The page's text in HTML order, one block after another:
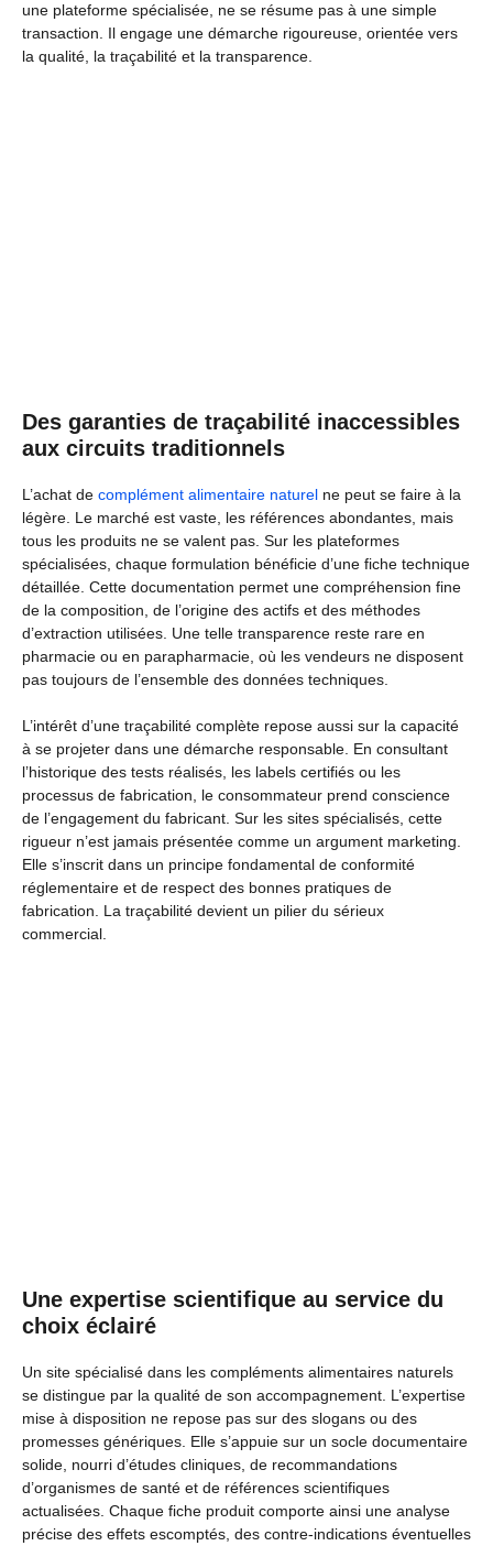
une plateforme spécialisée, ne se résume pas à une simple
transaction. Il engage une démarche rigoureuse, orientée vers
la qualité, la traçabilité et la transparence.
Des garanties de traçabilité inaccessibles
aux circuits traditionnels
L’achat de complément alimentaire naturel ne peut se faire à la
légère. Le marché est vaste, les références abondantes, mais
tous les produits ne se valent pas. Sur les plateformes
spécialisées, chaque formulation bénéficie d’une fiche technique
détaillée. Cette documentation permet une compréhension fine
de la composition, de l’origine des actifs et des méthodes
d’extraction utilisées. Une telle transparence reste rare en
pharmacie ou en parapharmacie, où les vendeurs ne disposent
pas toujours de l’ensemble des données techniques.
L’intérêt d’une traçabilité complète repose aussi sur la capacité
à se projeter dans une démarche responsable. En consultant
l’historique des tests réalisés, les labels certifiés ou les
processus de fabrication, le consommateur prend conscience
de l’engagement du fabricant. Sur les sites spécialisés, cette
rigueur n’est jamais présentée comme un argument marketing.
Elle s’inscrit dans un principe fondamental de conformité
réglementaire et de respect des bonnes pratiques de
fabrication. La traçabilité devient un pilier du sérieux
commercial.
Une expertise scientifique au service du
choix éclairé
Un site spécialisé dans les compléments alimentaires naturels
se distingue par la qualité de son accompagnement. L’expertise
mise à disposition ne repose pas sur des slogans ou des
promesses génériques. Elle s’appuie sur un socle documentaire
solide, nourri d’études cliniques, de recommandations
d’organismes de santé et de références scientifiques
actualisées. Chaque fiche produit comporte ainsi une analyse
précise des effets escomptés, des contre-indications éventuelles